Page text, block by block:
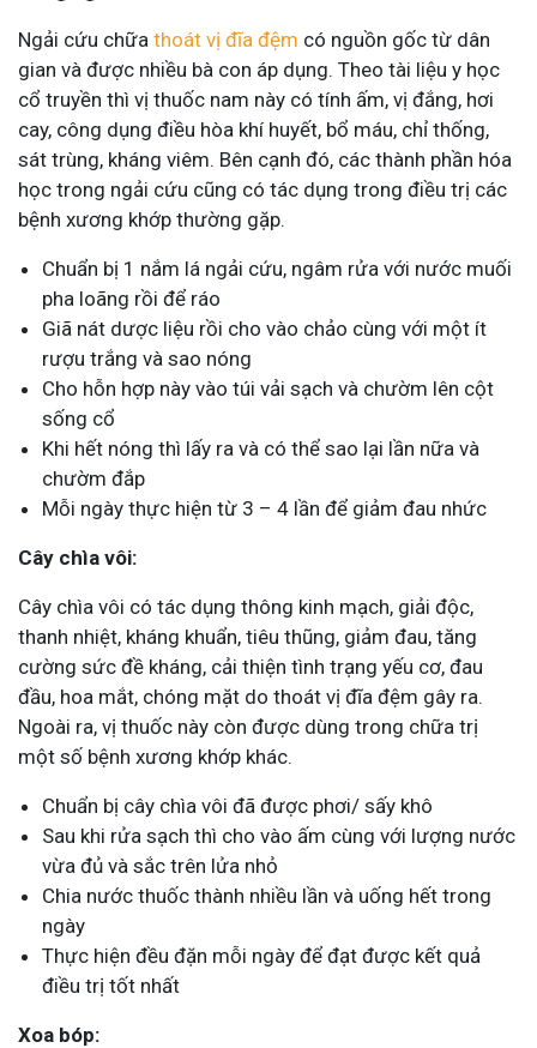
Ngải cứu chữa thoát vị đĩa đệm có nguồn gốc từ dân
gian và được nhiều bà con áp dụng. Theo tài liệu y học
cổ truyền thì vị thuốc nam này có tính ấm, vị đắng, hơi
cay, công dụng điều hòa khí huyết, bổ máu, chỉ thống,
sát trùng, kháng viêm. Bên cạnh đó, các thành phần hóa
học trong ngải cứu cũng có tác dụng trong điều trị các
bệnh xương khớp thường gặp.
Chuẩn bị 1 nắm lá ngải cứu, ngâm rửa với nước muối
pha loãng rồi để ráo
Giã nát dược liệu rồi cho vào chảo cùng với một ít
rượu trắng và sao nóng
Cho hỗn hợp này vào túi vải sạch và chườm lên cột
sống cổ
Khi hết nóng thì lấy ra và có thể sao lại lần nữa và
chườm đắp
Mỗi ngày thực hiện từ 3 – 4 lần để giảm đau nhức
Cây chìa vôi:
Cây chìa vôi có tác dụng thông kinh mạch, giải độc,
thanh nhiệt, kháng khuẩn, tiêu thũng, giảm đau, tăng
cường sức đề kháng, cải thiện tình trạng yếu cơ, đau
đầu, hoa mắt, chóng mặt do thoát vị đĩa đệm gây ra.
Ngoài ra, vị thuốc này còn được dùng trong chữa trị
một số bệnh xương khớp khác.
Chuẩn bị cây chìa vôi đã được phơi/ sấy khô
Sau khi rửa sạch thì cho vào ấm cùng với lượng nước
vừa đủ và sắc trên lửa nhỏ
Chia nước thuốc thành nhiều lần và uống hết trong
ngày
Thực hiện đều đặn mỗi ngày để đạt được kết quả
điều trị tốt nhất
Xoa bóp: